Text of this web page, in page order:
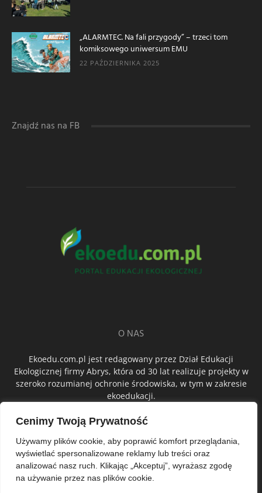
Cenimy Twoją Prywatność
Używamy plików cookie, aby poprawić komfort przeglądania,
wyświetlać spersonalizowane reklamy lub treści oraz
analizować nasz ruch. Klikając „Akceptuj”, wyrażasz zgodę
na używanie przez nas plików cookie.
„ALARMTEC. Na fali przygody” – trzeci tom
komiksowego uniwersum EMU
22 PAŹDZIERNIKA 2025
Znajdź nas na FB
O NAS
Ekoedu.com.pl jest redagowany przez Dział Edukacji
Ekologicznej firmy Abrys, która od 30 lat realizuje projekty w
szeroko rozumianej ochronie środowiska, w tym w zakresie
ekoedukacji.
ŚLEDŹ NAS